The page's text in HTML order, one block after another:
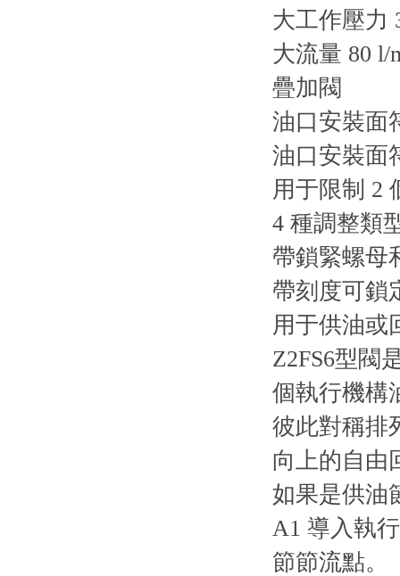
大工作壓力
大流量 80 l/
疊加閥
油口安裝面
油口安裝面
用于限制 2
4 種調整類
帶鎖緊螺母
帶刻度可鎖
用于供油或
Z2FS6型閥
個執行機構
彼此對稱排
向上的自由
如果是供油
A1 導入執
節節流點。